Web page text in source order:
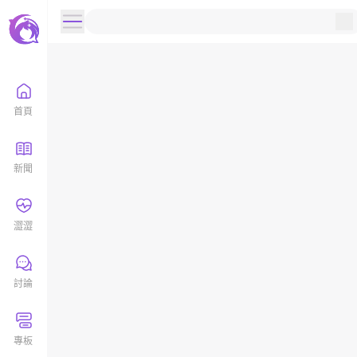
首頁
新聞
澀澀
討論
專板